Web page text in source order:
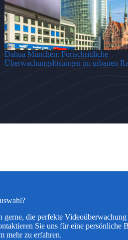
Dahua München: Fortschrittliche
Überwachungslösungen im urbanen
gerne, die perfekte
Sie uns für eine persönliche
mehr zu erfahren.